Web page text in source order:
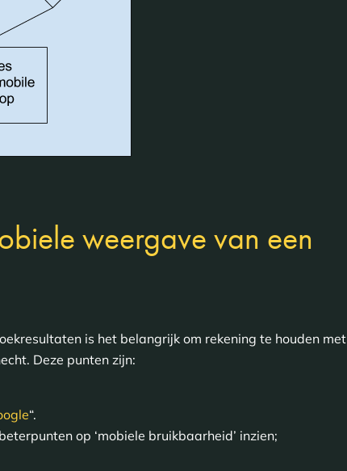
weergave van een
is het belangrijk om rekening te houden met
Deze punten zijn:
“.
op ‘mobiele bruikbaarheid’ inzien;